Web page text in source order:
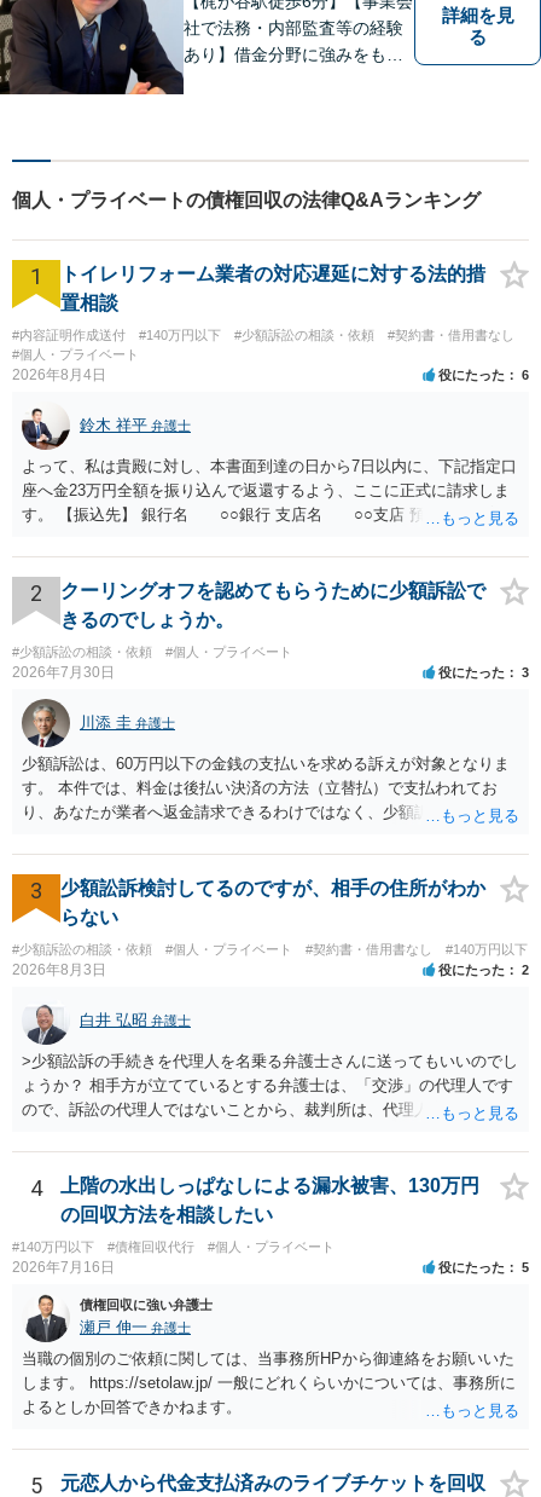
社で法務・内部監査等の経験
あり】借金分野に強みをも
作りに尽力しています。【初
回無料相談】【東京・神奈川
エリア】
詳細を見
る
個人・プライベートの債権回収の法律Q&Aランキング
1
トイレリフォーム業者の対応遅延に対する法的措
置相談
#内容証明作成送付 #140万円以下 #少額訴訟の相談・依頼
#契約書・借用書なし
#個人・プライベート
2026年8月4日 役にたった 6
鈴木 祥平 弁護士
よって、私は貴殿に対し、本書面到達の日から7日以内に、下記指定口
座へ金23万円全額を振り込んで返還するよう、ここに正式に請求しま
す。 【振込先】 銀行名 ○○銀行 支店名 ○○支店 預金種別 普通
されない場合には、貴殿には任意に返金する意思がないものと判断
し、やむを得ず、返還金23万円及びこれに対する遅延損害金の支払い
を求める民事訴訟、支払督促その他必要な法的手続を直ちに講じま
す。 その際には、訴訟に要する費用その他法令上認められる金員につ
いても併せて請求する予定ですので、あらかじめ申し添えます。 本件
は、貴殿自らが契約を解約したことによって生じた返還義務の履行を
求めるものにすぎません。貴殿の仕入先との取引関係や返金時期など
の内部事情は、私に対する返還義務の発生や履行時期には何ら影響を
及ぼすものではありません。 これ以上、本件の解決を不必要に遅延さ
せることなく、誠意をもって速やかに返金手続を履行されるよう、強
く求めます。 以上
2
クーリングオフを認めてもらうために少額訴訟で
きるのでしょうか。
#少額訴訟の相談・依頼 #個人・プライベート
2026年7月30日 役にたった 3
川添 圭 弁護士
少額訴訟は、60万円以下の金銭の支払いを求める訴えが対象となりま
す。 本件では、料金は後払い決済の方法（立替払）で支払われてお
り、あなたが業者へ返金請求できるわけではなく、少額訴訟は使えな
在確認請求訴訟を提起することも考えられますが、まずは後払い決済
業者へ（原契約のクーリング・オフの証拠の写しとともに）支払拒絶
の通知書を送り、もし訴訟や支払督促を行ってきた場合には全面的に
争う、というやり方がベターではないかと思います。弁護士会の相談
センター等で、消費者問題に強い弁護士（消費者保護委員会に所属し
ているなど）へ相談されることをお勧めします。
3
少額訟訴検討してるのですが、相手の住所がわか
らない
#少額訴訟の相談・依頼 #個人・プライベート #契約書・借用書なし #140万円以下
2026年8月3日 役にたった 2
白井 弘昭 弁護士
>少額訟訴の手続きを代理人を名乗る弁護士さんに送ってもいいのでし
ょうか？ 相手方が立てているとする弁護士は、「交渉」の代理人です
ので、訴訟の代理人ではないことから、裁判所は、代理人宛ての訴状
ている場合は、相手方（被告）の住所で訴状を作成提出し、裁判所に
代理人が就いていたことを知らせると（訴状の記載内容から明らかな
場合も）、裁判所が当該代理人弁護士に事前連絡し、引き続き訴訟も
受任するかを聞いたうえで、受任の意志が明らかになったところで、
直接被告に送達するのではなく、代理人に訴状の受領を促すこともあ
ります。 ラインのやり取りでしか証拠がないと、実際の本人性が明ら
かではありません。もちろん弁護士（２０万円の請求で代理人弁護士
に委任するかも疑わしいのですが）も住所は明らかにしないでしょ
う。 何か本人を示す事実（振込先などの情報）から、相手の住所等の
情報を割り出していくしかないように思えます。 以上、ご参考まで。
4
上階の水出しっぱなしによる漏水被害、130万円
の回収方法を相談したい
#140万円以下 #債権回収代行 #個人・プライベート
2026年7月16日 役にたった 5
債権回収に強い弁護士
瀬戸 伸一 弁護士
当職の個別のご依頼に関しては、当事務所HPから御連絡をお願いいた
します。 https://setolaw.jp/ 一般にどれくらいかについては、事務所に
よるとしか回答できかねます。
5
元恋人から代金支払済みのライブチケットを回収